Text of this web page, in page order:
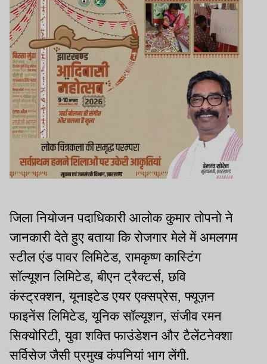
जिला नियोजन पदाधिकारी आलोक कुमार तोपनो ने
जानकारी देते हुए बताया कि रोजगार मेले में अमलगम
स्टील एंड पावर लिमिटेड, रामकृष्ण कास्टिंग
सॉल्यूशन लिमिटेड, बीएन ट्रैक्टर्स, छवि
कंस्ट्रक्शन, यूनाइटेड एयर एक्सप्रेस, फ्यूज़न
फाइनेंस लिमिटेड, यूनिक सॉल्यूशन, संजीव रमन
सिक्योरिटी, युवा शक्ति फाउंडेशन और टैलेंटनेक्शा
सर्विसेज जैसी प्रमुख कंपनियां भाग लेंगी.